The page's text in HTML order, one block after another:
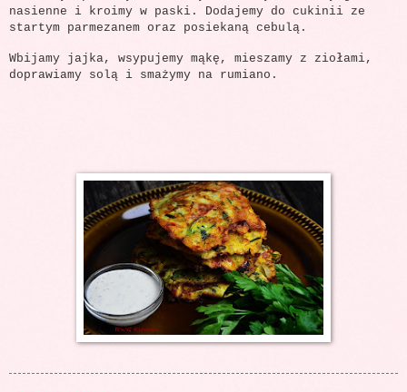
nasienne i kroimy w paski. Dodajemy do cukinii ze
startym parmezanem oraz posiekaną cebulą.
Wbijamy jajka, wsypujemy mąkę, mieszamy z ziołami,
doprawiamy solą i smażymy na rumiano.